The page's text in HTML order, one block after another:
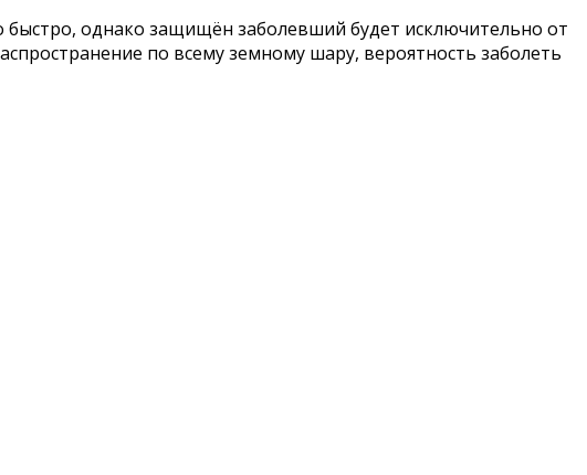
быстро, однако защищён заболевший будет исключительно от
по всему земному шару, вероятность заболеть